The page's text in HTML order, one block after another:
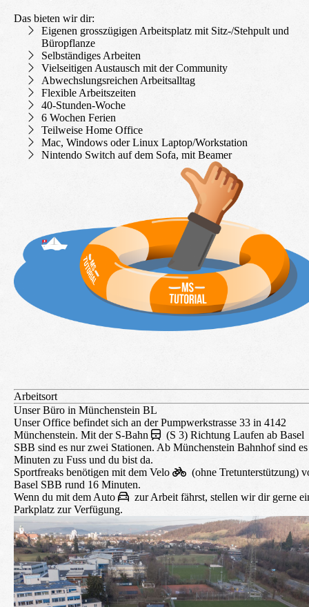
Das bieten wir dir:
Eigenen grosszügigen Arbeitsplatz mit Sitz-/Stehpult und
Büropflanze
Selbständiges Arbeiten
Vielseitigen Austausch mit der Community
Abwechslungsreichen Arbeitsalltag
Flexible Arbeitszeiten
40-Stunden-Woche
6 Wochen Ferien
Teilweise Home Office
Mac, Windows oder Linux Laptop/Workstation
Nintendo Switch auf dem Sofa, mit Beamer
Arbeitsort
Unser Büro in Münchenstein BL
Unser Office befindet sich an der Pumpwerkstrasse 33 in 4142
Münchenstein. Mit der S-Bahn
(S 3) Richtung Laufen ab Basel
SBB sind es nur zwei Stationen. Ab Münchenstein Bahnhof sind
Minuten zu Fuss und du bist da.
Sportfreaks benötigen mit dem Velo
(ohne Tretunterstützung)
Basel SBB rund 16 Minuten.
Wenn du mit dem Auto
zur Arbeit fährst, stellen wir dir gerne
Parkplatz zur Verfügung.